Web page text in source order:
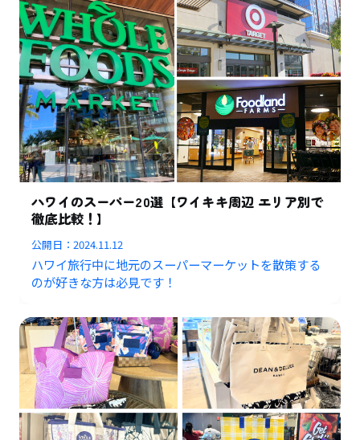
ハワイのスーパー20選【ワイキキ周辺 エリア別で
徹底比較！】
公開日：2024.11.12
ハワイ旅行中に地元のスーパーマーケットを散策する
のが好きな方は必見です！